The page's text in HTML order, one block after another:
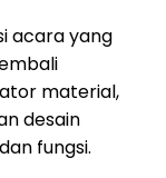
acara yang
material,
desain
fungsi.